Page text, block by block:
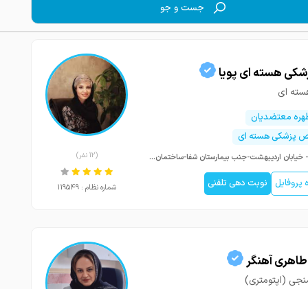
جست و جو
هسته ای پویا
ای
معتضدیان
پزشکی هسته ای
شیراز- خیابان اردیبهشت-جنب بیمارستان شفا-ساختمان پزشکی شفا-طبقه همکف
نوبت دهی تلفنی
(12 نفر)
شماره نظام : 119549
آهنگر
(اپتومتری)